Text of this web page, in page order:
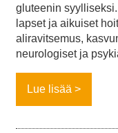
gluteenin
lapset ja aikuiset
aliravitsemus,
neurologiset ja
Lue lisää